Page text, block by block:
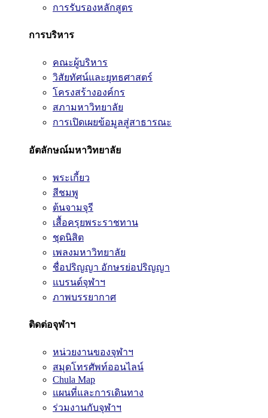
การรับรองหลักสูตร
การบริหาร
คณะผู้บริหาร
วิสัยทัศน์และยุทธศาสตร์
โครงสร้างองค์กร
สภามหาวิทยาลัย
การเปิดเผยข้อมูลสู่สาธารณะ
อัตลักษณ์มหาวิทยาลัย
พระเกี้ยว
สีชมพู
ต้นจามจุรี
เสื้อครุยพระราชทาน
ชุดนิสิต
เพลงมหาวิทยาลัย
ชื่อปริญญา อักษรย่อปริญญา
แบรนด์จุฬาฯ
ภาพบรรยากาศ
ติดต่อจุฬาฯ
หน่วยงานของจุฬาฯ
สมุดโทรศัพท์ออนไลน์
Chula Map
แผนที่และการเดินทาง
ร่วมงานกับจุฬาฯ